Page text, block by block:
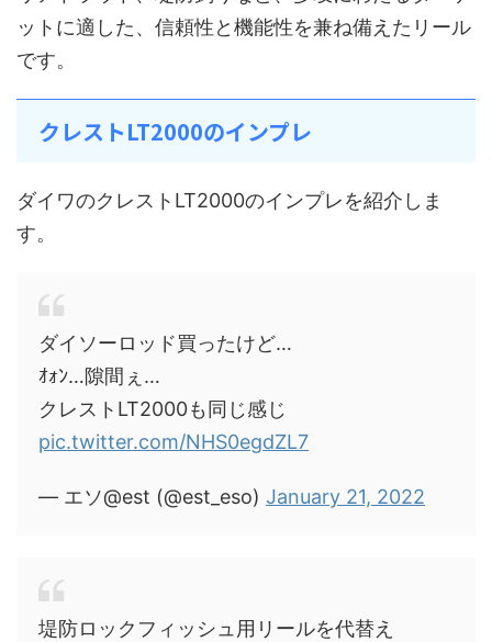
ットに適した、信頼性と機能性を兼ね備えたリール
です。
クレストLT2000のインプレ
ダイワのクレストLT2000のインプレを紹介しま
す。
ダイソーロッド買ったけど…
ｵｫﾝ…隙間ぇ…
クレストLT2000も同じ感じ
pic.twitter.com/NHS0egdZL7
— エソ@est (@est_eso) January 21, 2022
堤防ロックフィッシュ用リールを代替え